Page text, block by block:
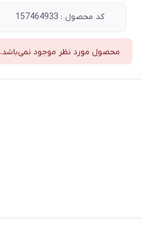
کد محصول : 157464933
محصول مورد نظر موجود نمی‌باشد.